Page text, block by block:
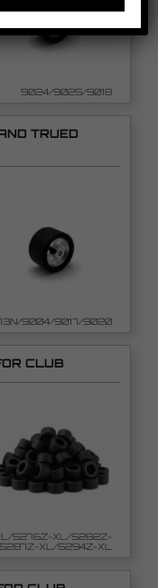
9024/9025/9018
TRUED
9004/9017/9020
CLUB
5276Z-XL/5282Z-
XL/5294Z-XL